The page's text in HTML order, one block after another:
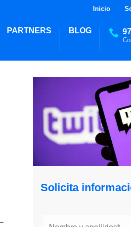
Inicio
PARTNERS BLOG
Solicita